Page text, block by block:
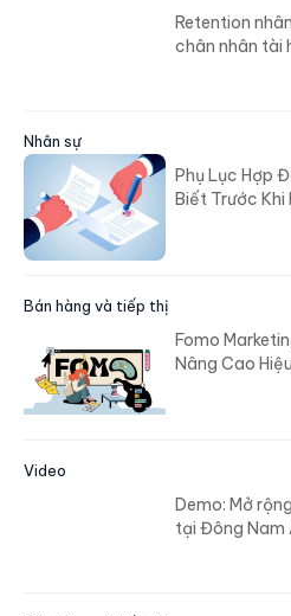
Retention
chân nhân tài
Nhân sự
Phụ Lục Hợp
Biết Trước Khi
Bán hàng và tiếp thị
Fomo
Nâng Cao
Video
Demo: Mở
tại Đông Nam